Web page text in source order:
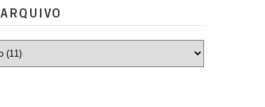
ARQUIVO